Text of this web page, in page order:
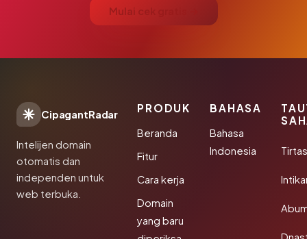
Mulai cek gratis →
CipagantRadar
Intelijen domain
otomatis dan
independen untuk
web terbuka.
PRODUK
Beranda
Fitur
Cara kerja
Domain
yang baru
BAHASA
Bahasa
Indonesia